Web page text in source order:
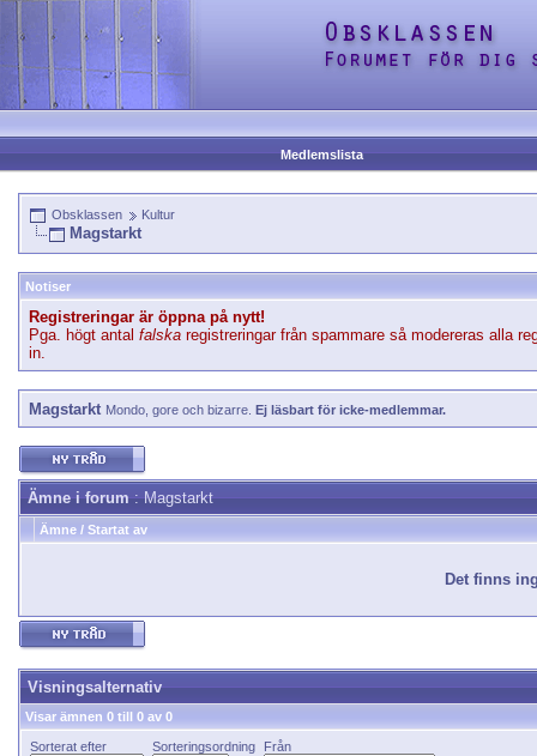
Medlemslista
Obsklassen Kultur
Magstarkt
Notiser
Registreringar är öppna på nytt!
Pga. högt antal falska registreringar från spammare så modereras alla
in.
Magstarkt Mondo, gore och bizarre. Ej läsbart för icke-medlemmar.
Ämne i forum: Magstarkt
Ämne / Startat av
Det finns
Visningsalternativ
Visar ämnen 0 till 0 av 0
Sorterat efter Sorteringsordning Från